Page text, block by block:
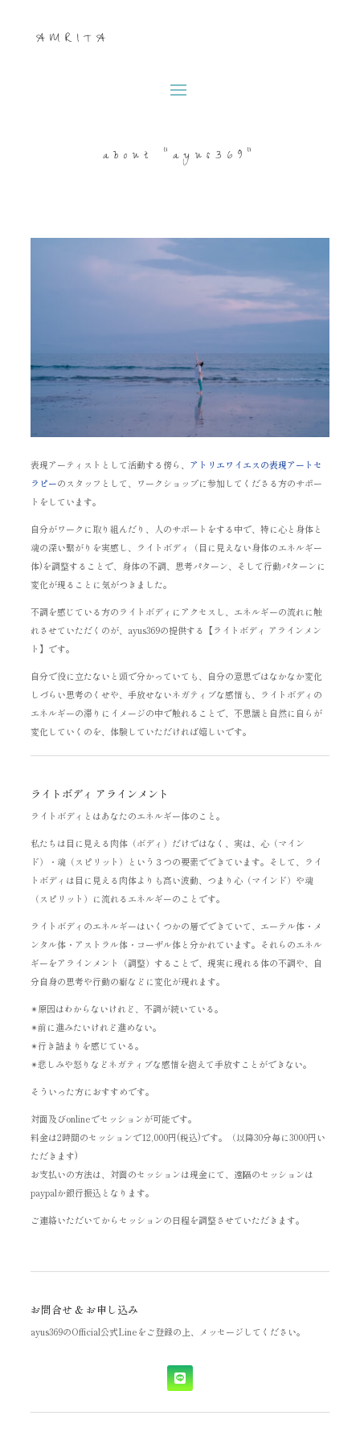
AMRITA
about “ayus369”
表現アーティストとして活動する傍ら、 アトリエワイエスの表現アートセ
ラピーのスタッフとして、ワークショップに参加してくださる方のサポー
トをしています。
自分がワークに取り組んだり、人のサポートをする中で、特に心と身体と
魂の深い繋がりを実感し、ライトボディ（目に見えない身体のエネルギー
体)を調整することで、身体の不調、思考パターン、そして行動パターンに
変化が現ることに気がつきました。
不調を感じている方のライトボディにアクセスし、エネルギーの流れに触
れさせていただくのが、ayus369の提供する【ライトボディ アラインメン
ト】です。
自分で役に立たないと頭で分かっていても、自分の意思ではなかなか変化
しづらい思考のくせや、手放せないネガティブな感情も、ライトボディの
エネルギーの滞りにイメージの中で触れることで、不思議と自然に自らが
変化していくのを、体験していただければ嬉しいです。
ライトボディ アラインメント
ライトボディとはあなたのエネルギー体のこと。
私たちは目に見える肉体（ボディ）だけではなく、実は、心（マイン
ド）・魂（スピリット）という３つの要素でできています。そして、ライ
トボディは目に見える肉体よりも高い波動、つまり心（マインド）や魂
（スピリット）に流れるエネルギーのことです。
ライトボディのエネルギーはいくつかの層でできていて、エーテル体・メ
ンタル体・アストラル体・コーザル体と分かれています。それらのエネル
ギーをアラインメント（調整）することで、現実に現れる体の不調や、自
分自身の思考や行動の癖などに変化が現れます。
✴︎原因はわからないけれど、不調が続いている。
✴︎前に進みたいけれど進めない。
✴︎行き詰まりを感じている。
✴︎悲しみや怒りなどネガティブな感情を抱えて手放すことができない。
そういった方におすすめです。
対面及びonlineでセッションが可能です。
料金は2時間のセッションで12,000円(税込)です。（以降30分毎に3000円い
ただきます)
お支払いの方法は、対面のセッションは現金にて、遠隔のセッションは
paypalか銀行振込となります。
ご連絡いただいてからセッションの日程を調整させていただきます。
お問合せ & お申し込み
ayus369のOfficial公式Lineをご登録の上、メッセージしてください。